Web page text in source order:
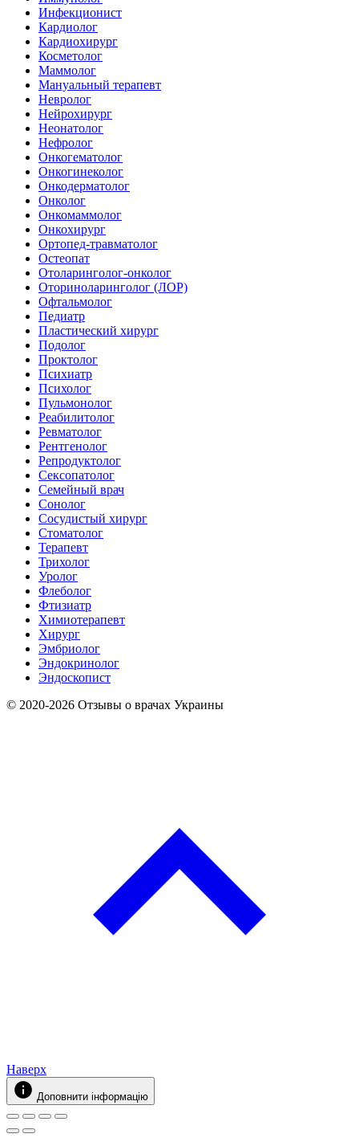
Инфекционист
Кардиолог
Кардиохирург
Косметолог
Маммолог
Мануальный терапевт
Невролог
Нейрохирург
Неонатолог
Нефролог
Онкогематолог
Онкогинеколог
Онкодерматолог
Онколог
Онкомаммолог
Онкохирург
Ортопед-травматолог
Остеопат
Отоларинголог-онколог
Оториноларинголог (ЛОР)
Офтальмолог
Педиатр
Пластический хирург
Подолог
Проктолог
Психиатр
Психолог
Пульмонолог
Реабилитолог
Ревматолог
Рентгенолог
Репродуктолог
Сексопатолог
Семейный врач
Сонолог
Сосудистый хирург
Стоматолог
Терапевт
Трихолог
Уролог
Флеболог
Фтизиатр
Химиотерапевт
Хирург
Эмбриолог
Эндокринолог
Эндоскопист
© 2020-2026 Отзывы о врачах Украины
Наверх
Доповнити інформацію